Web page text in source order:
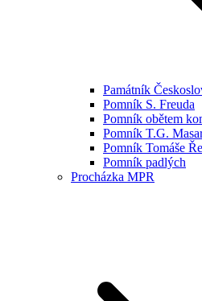
Památník
Pomník S. Freuda
Pomník obětem
Pomník T.G.
Pomník Tomáše
Pomník padlých
Procházka MPR